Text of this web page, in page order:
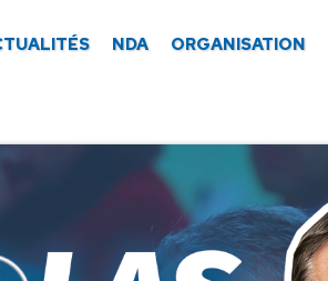
NDA ORGANISATION